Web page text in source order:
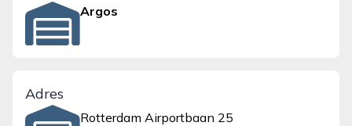
Argos
Adres
Rotterdam Airportbaan 25